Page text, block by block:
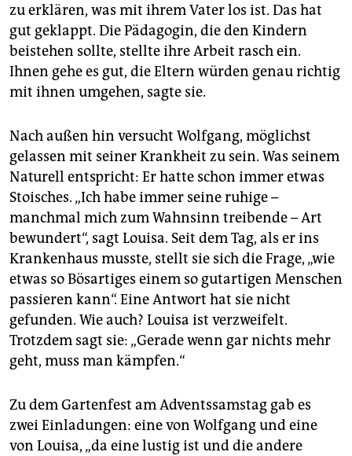
zu erklären, was mit ihrem Vater los ist. Das hat
gut geklappt. Die Pädagogin, die den Kindern
beistehen sollte, stellte ihre Arbeit rasch ein.
Ihnen gehe es gut, die Eltern würden genau richtig
mit ihnen umgehen, sagte sie.
Nach außen hin versucht Wolfgang, möglichst
gelassen mit seiner Krankheit zu sein. Was seinem
Naturell entspricht: Er hatte schon immer etwas
Stoisches. „Ich habe immer seine ruhige –
manchmal mich zum Wahnsinn treibende – Art
bewundert“, sagt Louisa. Seit dem Tag, als er ins
Krankenhaus musste, stellt sie sich die Frage, „wie
etwas so Bösartiges einem so gutartigen Menschen
passieren kann“. Eine Antwort hat sie nicht
gefunden. Wie auch? Louisa ist verzweifelt.
Trotzdem sagt sie: „Gerade wenn gar nichts mehr
geht, muss man kämpfen.“
Zu dem Gartenfest am Adventssamstag gab es
zwei Einladungen: eine von Wolfgang und eine
von Louisa, „da eine lustig ist und die andere